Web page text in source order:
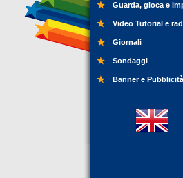
Guarda, gioca e
Video Tutorial e
Giornali
Sondaggi
Banner e Pubblicità